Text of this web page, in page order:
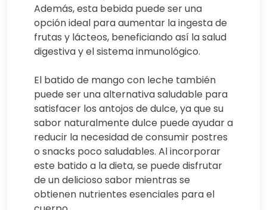
Además, esta bebida puede ser una
opción ideal para aumentar la ingesta de
frutas y lácteos, beneficiando así la salud
digestiva y el sistema inmunológico.
El batido de mango con leche también
puede ser una alternativa saludable para
satisfacer los antojos de dulce, ya que su
sabor naturalmente dulce puede ayudar a
reducir la necesidad de consumir postres
o snacks poco saludables. Al incorporar
este batido a la dieta, se puede disfrutar
de un delicioso sabor mientras se
obtienen nutrientes esenciales para el